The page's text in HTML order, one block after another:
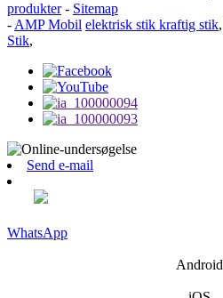
produkter- Sitemap
- AMP Mobil elektrisk stik kraftig stik,
Stik,
Send e-mail
WhatsApp
Android